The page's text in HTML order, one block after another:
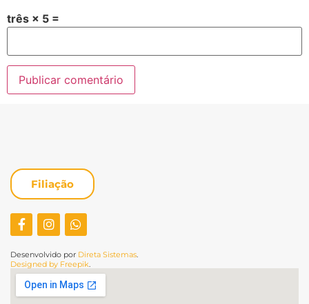
três × 5 =
Filiação
Desenvolvido por Direta Sistemas
Designed by Freepik